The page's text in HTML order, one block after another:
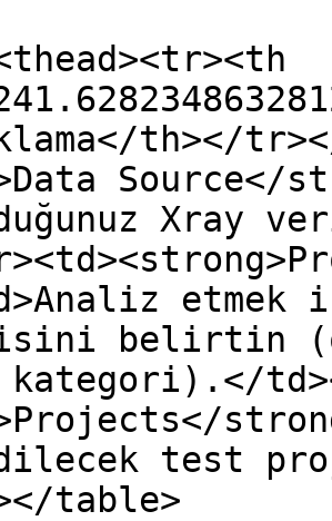
th></
Source</
Xray
belirtin
test
table>